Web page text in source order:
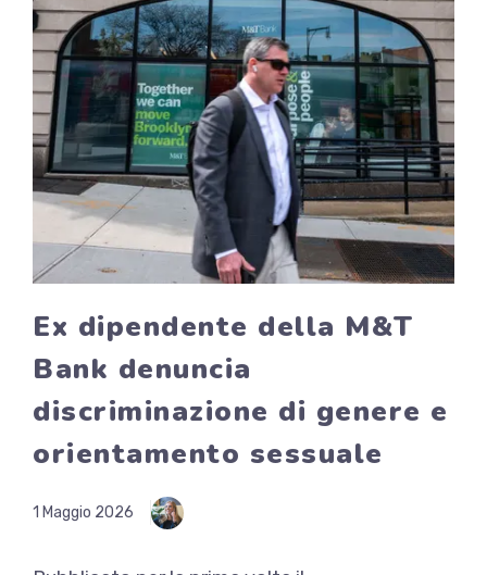
Ex dipendente della M&T
Bank denuncia
discriminazione di genere e
orientamento sessuale
1 Maggio 2026